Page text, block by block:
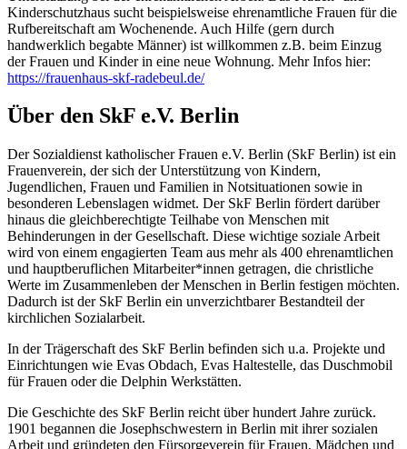
Kinderschutzhaus sucht beispielsweise ehrenamtliche Frauen für die
Rufbereitschaft am Wochenende. Auch Hilfe (gern durch
handwerklich begabte Männer) ist willkommen z.B. beim Einzug
der Frauen und Kinder in eine neue Wohnung. Mehr Infos hier:
https://frauenhaus-skf-radebeul.de/
Über den SkF e.V. Berlin
Der Sozialdienst katholischer Frauen e.V. Berlin (SkF Berlin) ist ein
Frauenverein, der sich der Unterstützung von Kindern,
Jugendlichen, Frauen und Familien in Notsituationen sowie in
besonderen Lebenslagen widmet. Der SkF Berlin fördert darüber
hinaus die gleichberechtigte Teilhabe von Menschen mit
Behinderungen in der Gesellschaft. Diese wichtige soziale Arbeit
wird von einem engagierten Team aus mehr als 400 ehrenamtlichen
und hauptberuflichen Mitarbeiter*innen getragen, die christliche
Werte im Zusammenleben der Menschen in Berlin festigen möchten.
Dadurch ist der SkF Berlin ein unverzichtbarer Bestandteil der
kirchlichen Sozialarbeit.
In der Trägerschaft des SkF Berlin befinden sich u.a. Projekte und
Einrichtungen wie Evas Obdach, Evas Haltestelle, das Duschmobil
für Frauen oder die Delphin Werkstätten.
Die Geschichte des SkF Berlin reicht über hundert Jahre zurück.
1901 begannen die Josephschwestern in Berlin mit ihrer sozialen
Arbeit und gründeten den Fürsorgeverein für Frauen, Mädchen und